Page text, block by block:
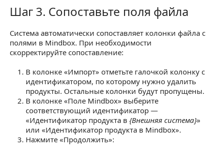
Шаг 3. Сопоставьте поля файла
Шаг 3. Сопоставьте поля файла
Система автоматически сопоставляет колонки файла с
полями в Mindbox. При необходимости
скорректируйте сопоставление:
В колонке «Импорт» отметьте галочкой колонку с
идентификатором, по которому нужно удалить
продукты. Остальные колонки будут пропущены.
В колонке «Поле Mindbox» выберите
соответствующий идентификатор —
«Идентификатор продукта в {Внешняя система}»
или «Идентификатор продукта в Mindbox».
Нажмите «Продолжить»: